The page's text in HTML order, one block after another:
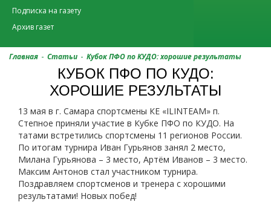
Подписка на газету
Архив газет
Главная - Статьи - Кубок ПФО по КУДО: хорошие результаты
КУБОК ПФО ПО КУДО:
ХОРОШИЕ РЕЗУЛЬТАТЫ
13 мая в г. Самара спортсмены КЕ «ILINTEAM» п.
Степное приняли участие в Кубке ПФО по КУДО. На
татами встретились спортсмены 11 регионов России.
По итогам турнира Иван Гурьянов занял 2 место,
Милана Гурьянова – 3 место, Артём Иванов – 3 место.
Максим Антонов стал участником турнира.
Поздравляем спортсменов и тренера с хорошими
результатами! Новых побед!